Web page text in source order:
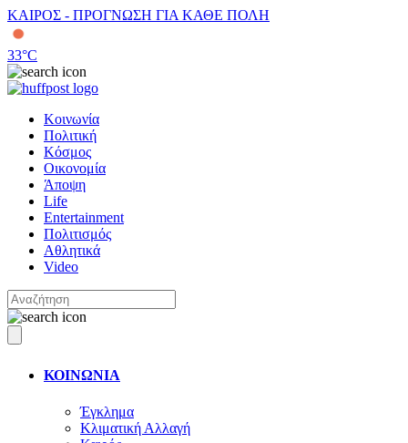
ΚΑΙΡΟΣ - ΠΡΟΓΝΩΣΗ ΓΙΑ ΚΑΘΕ ΠΟΛΗ
33°C
Κοινωνία
Πολιτική
Κόσμος
Οικονομία
Άποψη
Life
Entertainment
Πολιτισμός
Αθλητικά
Video
ΚΟΙΝΩΝΙΑ
Έγκλημα
Κλιματική Αλλαγή